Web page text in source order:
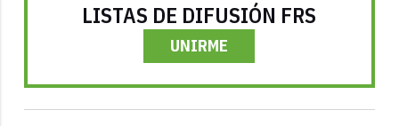
LISTAS DE DIFUSIÓN FRS
UNIRME